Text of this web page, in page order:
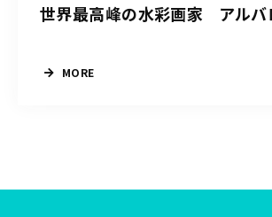
世界最高峰の水彩画家 アルバ
MORE